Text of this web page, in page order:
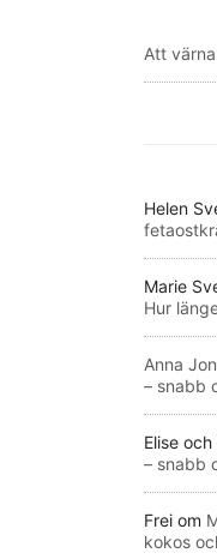
Att
Helen
Marie
Hur
Anna
– snabb
Elise
– snabb
Frei om
kokos